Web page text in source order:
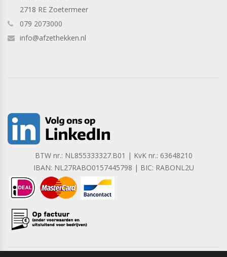
2718 RE Zoetermeer
079 2073000
info@afzethekken.nl
BTW nr.: NL855333327.B01 | KvK nr.: 63648210
IBAN: NL27RABO0157445798 | BIC: RABONL2U